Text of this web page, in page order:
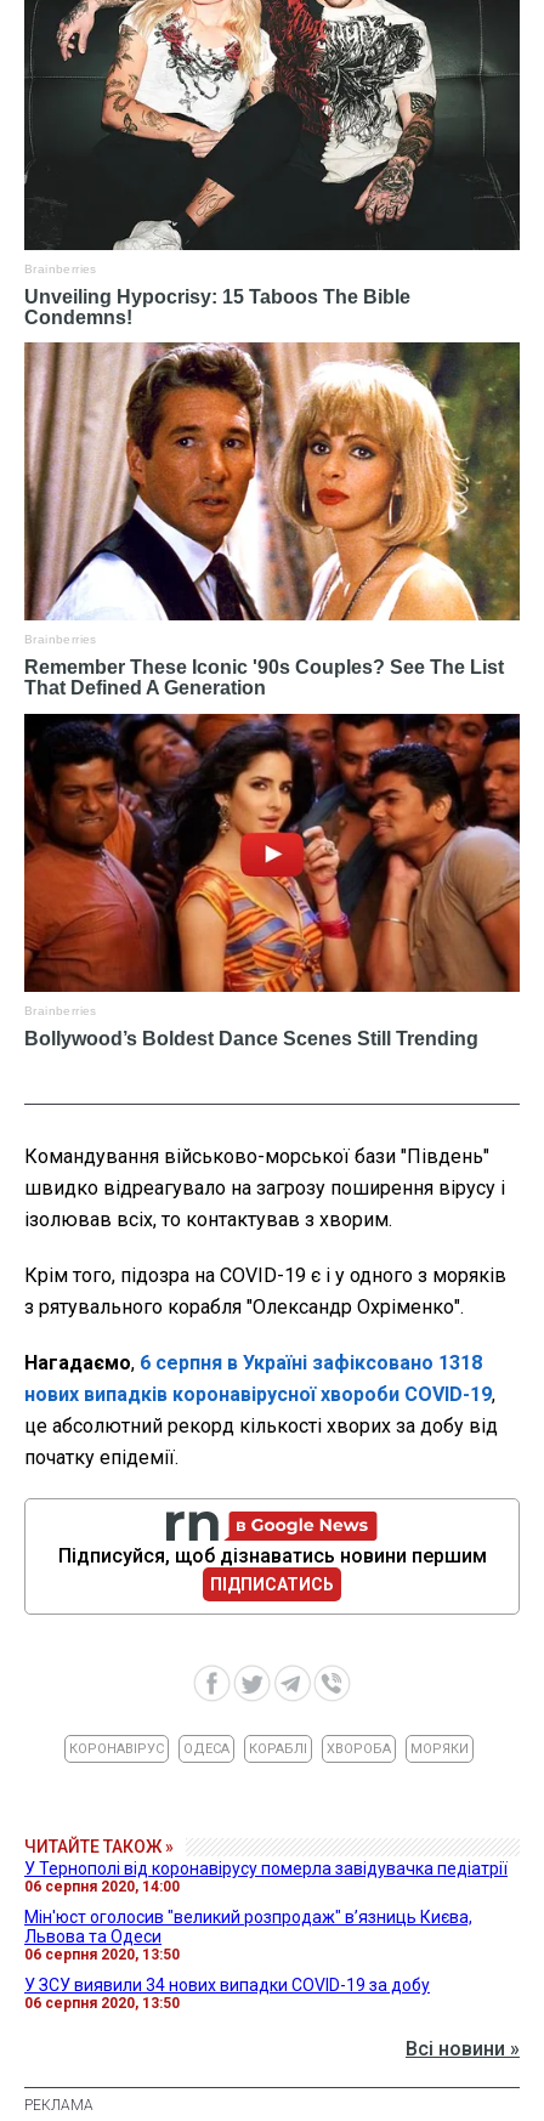
Командування військово-морської бази "Південь"
швидко відреагувало на загрозу поширення вірусу і
ізолював всіх, то контактував з хворим.
Крім того, підозра на COVID-19 є і у одного з моряків
з рятувального корабля "Олександр Охріменко".
Нагадаємо, 6 серпня в Україні зафіксовано 1318
нових випадків коронавірусної хвороби COVID-19,
це абсолютний рекорд кількості хворих за добу від
початку епідемії.
Підписуйся, щоб дізнаватись новини першим
ПІДПИСАТИСЬ
КОРОНАВІРУС ОДЕСА КОРАБЛІ ХВОРОБА МОРЯКИ
ЧИТАЙТЕ ТАКОЖ »
У Тернополі від коронавірусу померла завідувачка педіатрії
06 серпня 2020, 14:00
Мін'юст оголосив "великий розпродаж" в’язниць Києва,
Львова та Одеси
06 серпня 2020, 13:50
У ЗСУ виявили 34 нових випадки COVID-19 за добу
06 серпня 2020, 13:50
Всі новини »